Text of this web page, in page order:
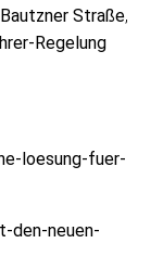
Straße,
Regelung
loesung-fuer-
den-neuen-